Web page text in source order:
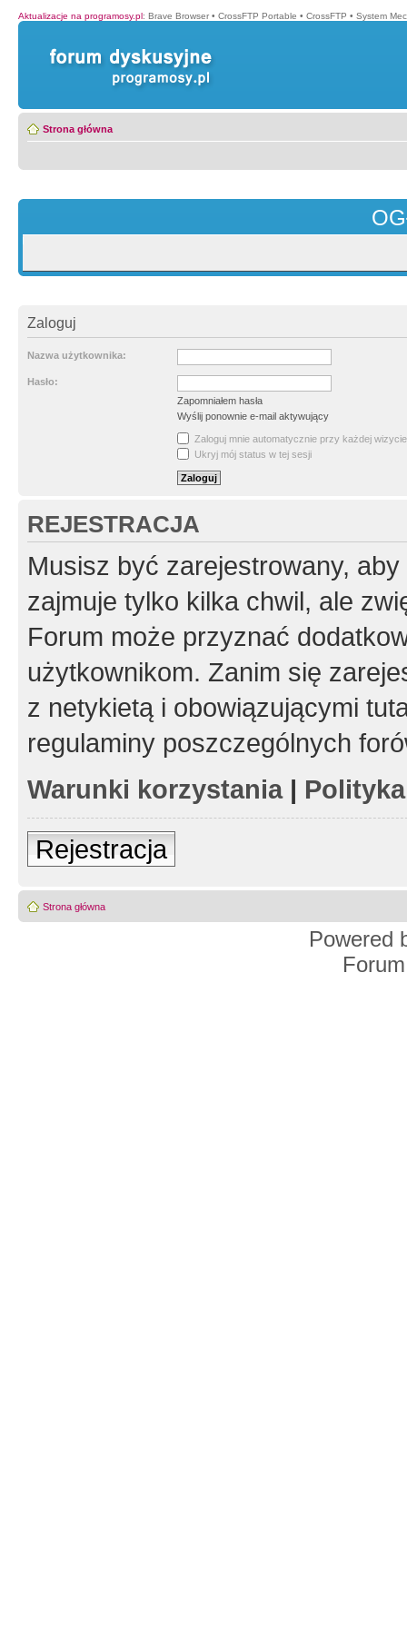
Aktualizacje na programosy.pl: Brave Browser • CrossFTP Portable • CrossFTP • System
Strona główna
Zaloguj
Nazwa użytkownika:
Hasło:
Zapomniałem hasła
Wyślij ponownie e-mail aktywujący
Zaloguj mnie automatycznie przy każdej wizycie
Ukryj mój status w tej sesji
REJESTRACJA
Musisz być zarejestrowany,
zajmuje tylko kilka chwil, ale
Forum może przyznać
użytkownikom. Zanim się
z netykietą i obowiązującymi
regulaminy poszczególnych
Warunki korzystania|
Rejestracja
Strona główna
Powered